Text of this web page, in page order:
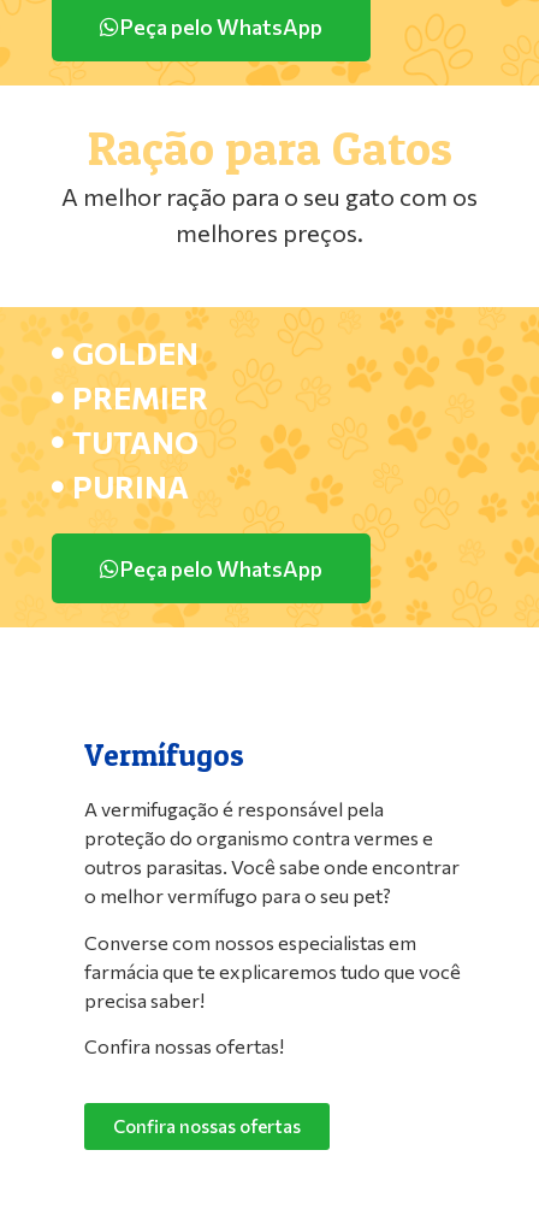
Peça pelo WhatsApp
Ração para Gatos
A melhor ração para o seu gato com os
melhores preços.
GOLDEN
PREMIER
TUTANO
PURINA
Peça pelo WhatsApp
Vermífugos
A vermifugação é responsável pela
proteção do organismo contra vermes e
outros parasitas. Você sabe onde encontrar
o melhor vermífugo para o seu pet?
Converse com nossos especialistas em
farmácia que te explicaremos tudo que você
precisa saber!
Confira nossas ofertas!
Confira nossas ofertas